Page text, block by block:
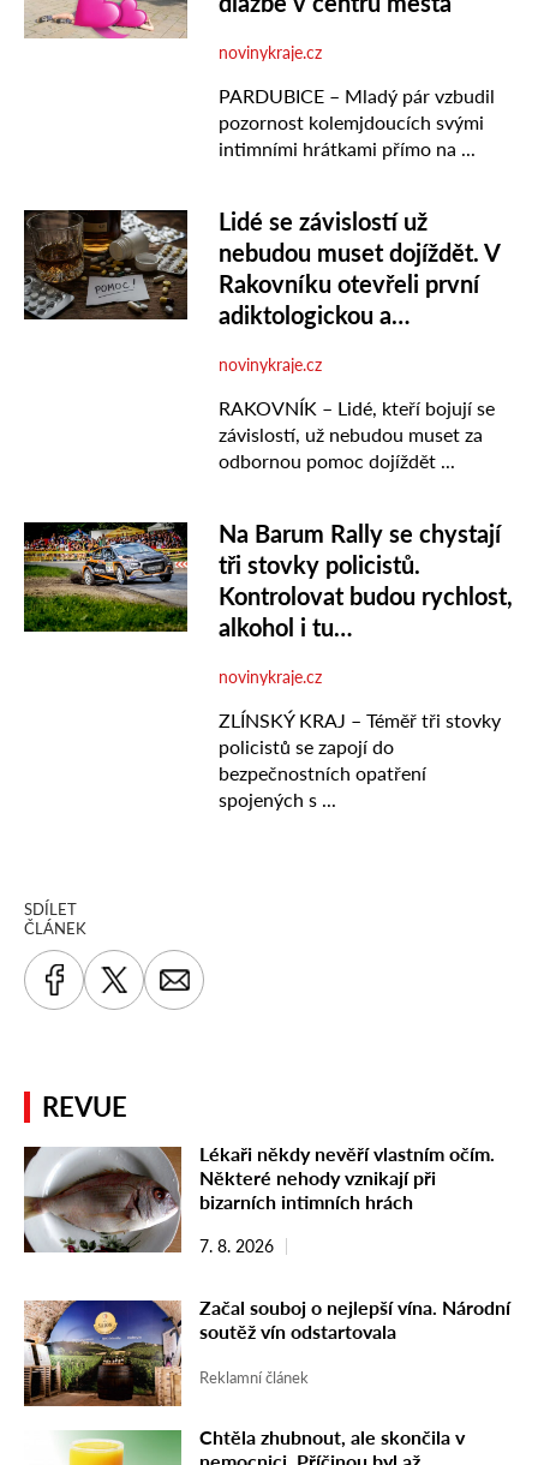
SDÍLET
ČLÁNEK
REVUE
Lékaři někdy nevěří vlastním očím.
Některé nehody vznikají při
bizarních intimních hrách
7. 8. 2026
Začal souboj o nejlepší vína. Národní
soutěž vín odstartovala
Reklamní článek
Chtěla zhubnout, ale skončila v
nemocnici. Příčinou byl až